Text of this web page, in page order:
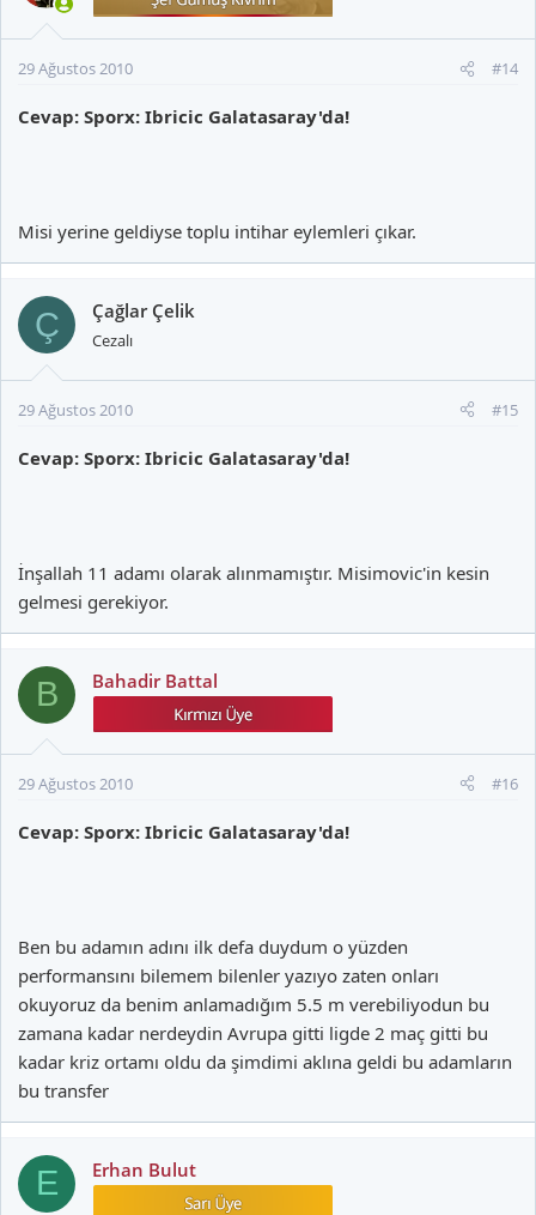
29 Ağustos 2010 #14
Cevap: Sporx: Ibricic Galatasaray'da!
Misi yerine geldiyse toplu intihar eylemleri çıkar.
Ç Çağlar Çelik
Cezalı
29 Ağustos 2010 #15
Cevap: Sporx: Ibricic Galatasaray'da!
İnşallah 11 adamı olarak alınmamıştır. Misimovic'in kesin
gelmesi gerekiyor.
B Bahadir Battal
29 Ağustos 2010 #16
Cevap: Sporx: Ibricic Galatasaray'da!
Ben bu adamın adını ilk defa duydum o yüzden
performansını bilemem bilenler yazıyo zaten onları
okuyoruz da benim anlamadığım 5.5 m verebiliyodun bu
zamana kadar nerdeydin Avrupa gitti ligde 2 maç gitti bu
kadar kriz ortamı oldu da şimdimi aklına geldi bu adamların
bu transfer
E Erhan Bulut